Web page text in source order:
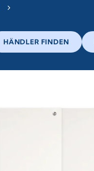
HÄNDLER FINDEN